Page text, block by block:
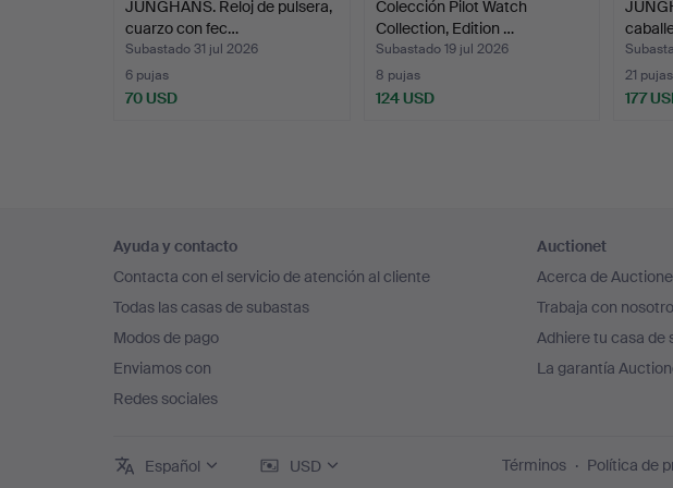
JUNGHANS. Reloj de pulsera,
cuarzo con fec…
Subastado 31 jul 2026
6 pujas
70 USD
Colección Pilot Watch
Collection, Edition …
Subastado 19 jul 2026
8 pujas
124 USD
21 pujas
177
en
el
pie
de
página
Ayuda y contacto
Contacta con el servicio de atención al cliente
Todas las casas de subastas
Modos de pago
Enviamos con
Redes sociales
Auctionet
Acerca de
Trabaja con
Adhiere tu casa de
La garantía
Español USD Términos Política de